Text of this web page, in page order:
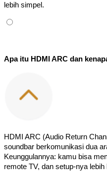
lebih simpel.
Apa itu HDMI ARC dan
HDMI ARC (Audio Return
soundbar berkomunikasi dua
Keunggulannya: kamu bisa
remote TV, dan setup-nya